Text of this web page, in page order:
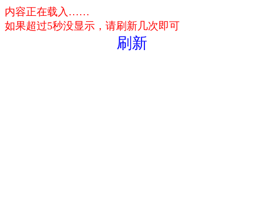
内容正在载入……
如果超过5秒没显示，请刷新几次即可
刷新